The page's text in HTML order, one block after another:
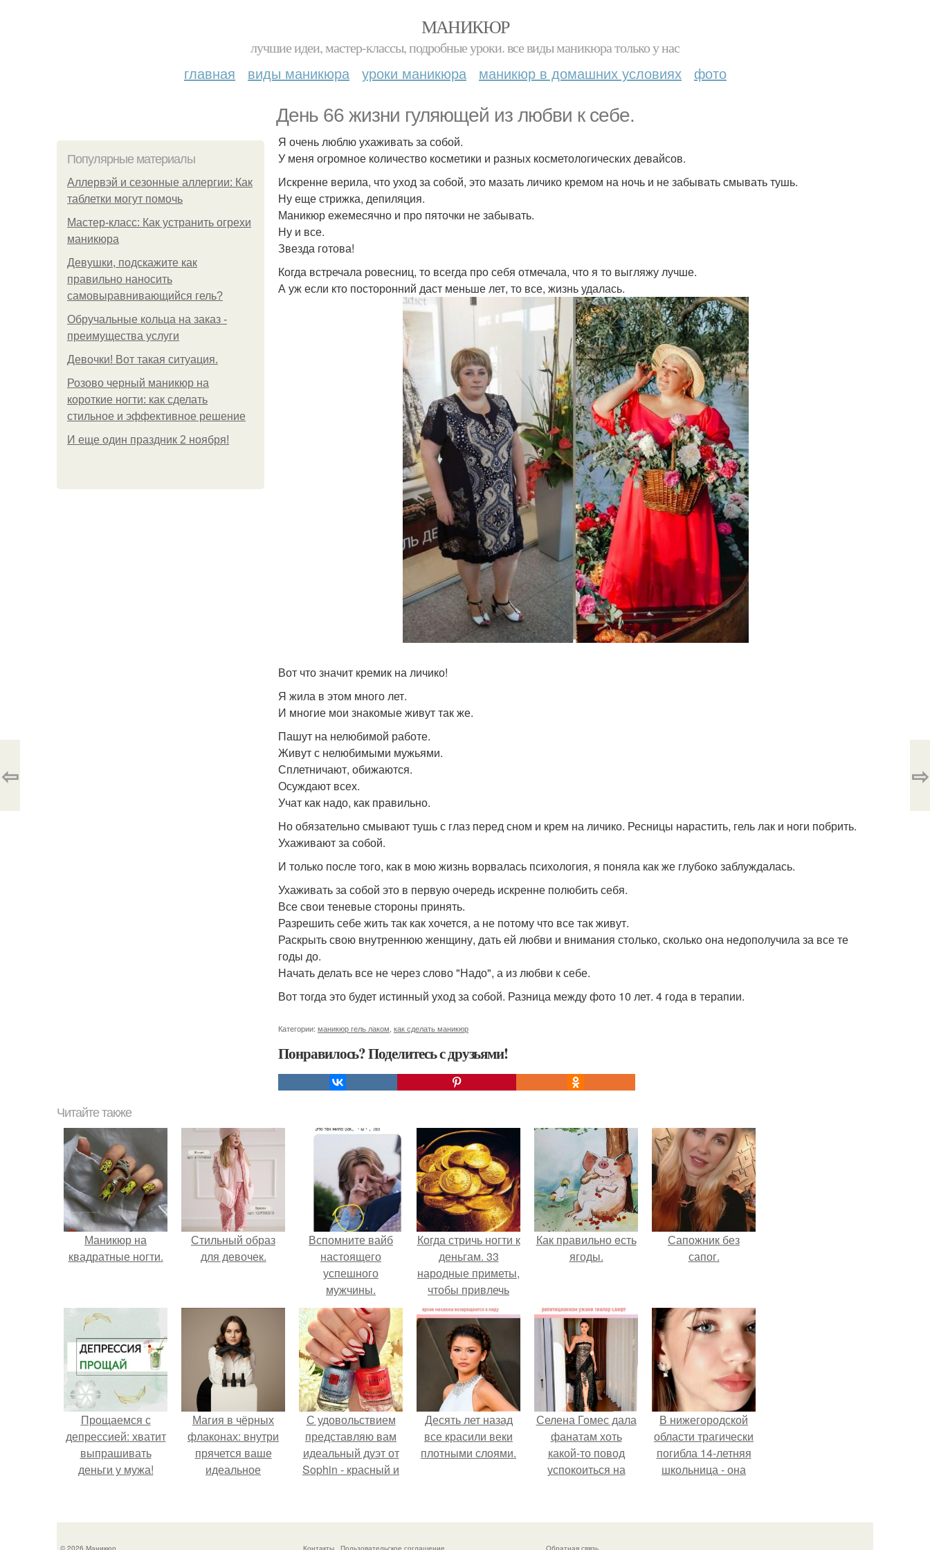
МАНИКЮР
лучшие идеи, мастер-классы, подробные уроки. все виды маникюра только у нас
главная виды маникюра уроки маникюра маникюр в домашних условиях фото
День 66 жизни гуляющей из любви к себе.
Популярные материалы
Аллервэй и сезонные аллергии: Как
таблетки могут помочь
Мастер-класс: Как устранить огрехи
маникюра
Девушки, подскажите как
правильно наносить
самовыравнивающийся гель?
Обручальные кольца на заказ -
преимущества услуги
Девочки! Вот такая ситуация.
Розово черный маникюр на
короткие ногти: как сделать
стильное и эффективное решение
И еще один праздник 2 ноября!
Я очень люблю ухаживать за собой.
У меня огромное количество косметики и разных косметологических девайсов.
Искренне верила, что уход за собой, это мазать личико кремом на ночь и не забывать смывать тушь.
Ну еще стрижка, депиляция.
Маникюр ежемесячно и про пяточки не забывать.
Ну и все.
Звезда готова!
Когда встречала ровесниц, то всегда про себя отмечала, что я то выгляжу лучше.
А уж если кто посторонний даст меньше лет, то все, жизнь удалась.
Вот что значит кремик на личико!
Я жила в этом много лет.
И многие мои знакомые живут так же.
Пашут на нелюбимой работе.
Живут с нелюбимыми мужьями.
Сплетничают, обижаются.
Осуждают всех.
Учат как надо, как правильно.
Но обязательно смывают тушь с глаз перед сном и крем на личико. Ресницы нарастить, гель лак и ноги побрить.
Ухаживают за собой.
И только после того, как в мою жизнь ворвалась психология, я поняла как же глубоко заблуждалась.
Ухаживать за собой это в первую очередь искренне полюбить себя.
Все свои теневые стороны принять.
Разрешить себе жить так как хочется, а не потому что все так живут.
Раскрыть свою внутреннюю женщину, дать ей любви и внимания столько, сколько она недополучила за все те
годы до.
Начать делать все не через слово "Надо", а из любви к себе.
Вот тогда это будет истинный уход за собой. Разница между фото 10 лет. 4 года в терапии.
Категории: маникюр гель лаком как сделать маникюр
Понравилось? Поделитесь с друзьями!
⇦ ⇨
Читайте также
Маникюр на
квадратные ногти.
Стильный образ
для девочек.
Вспомните вайб
настоящего
успешного
мужчины.
Когда стричь ногти к
деньгам. 33
народные приметы,
чтобы привлечь
деньги в дом.
Как правильно eсть
ягоды.
Сапожник без
сапог.
Прощаемся с
депрессией: хватит
выпрашивать
деньги у мужа!
Магия в чёрных
флаконах: внутри
прячется ваше
идеальное
С удовольствием
представляю вам
идеальный дуэт от
Sophin - красный и
номер 0262.
Десять лет назад
все красили веки
плотными слоями.
Селена Гомес дала
фанатам хоть
какой-то повод
успокоиться на
свадьбе Тейлор
В нижегородской
области трагически
погибла 14-летняя
школьница - она
к контрольной по
© 2026 Маникюр Контакты Пользовательское соглашение Обратная связь